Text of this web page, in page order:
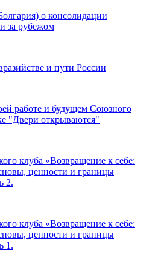
о консолидации
за рубежом
и пути России
работе и будущем Союзного
"Двери открываются"
клуба «Возвращение к себе:
ценности и границы
2.
клуба «Возвращение к себе:
ценности и границы
1.